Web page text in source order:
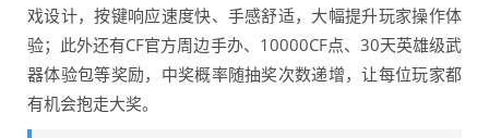
戏设计，按键响应速度快、手感舒适，大幅提升玩家操作体
验；此外还有CF官方周边手办、10000CF点、30天英雄级武
器体验包等奖励，中奖概率随抽奖次数递增，让每位玩家都
有机会抱走大奖。